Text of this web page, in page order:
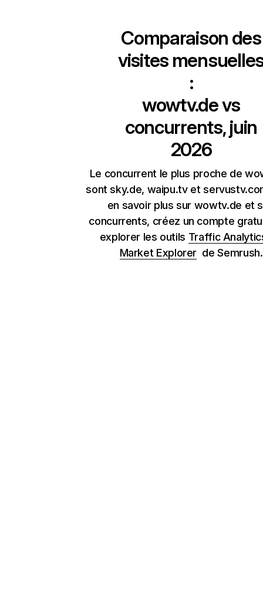
Comparaison des
visites
:
wowtv.devs
concurrents, juin
2026
Le concurrent le plus proche de
sont sky.de, waipu.tv et
en savoir plus sur wowtv.de et
concurrents, créez un compte
explorer les outils Traffic
Market Explorer de Semrush.